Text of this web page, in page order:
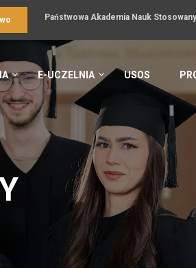
Państwowa Akademia Nauk
E-UCZELNIA USOS